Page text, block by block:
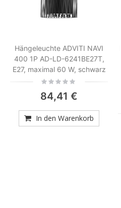
Hängeleuchte ADVITI NAVI
400 1P AD-LD-6241BE27T,
E27, maximal 60 W, schwarz
Rating:
84,41 €
In den Warenkorb